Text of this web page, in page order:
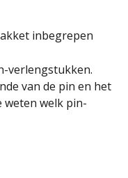
inbegrepen
verlengstukken.
van de pin en het
weten welk pin-